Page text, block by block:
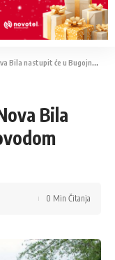
će u Bugojnu povodom maskenbala
Bila
0 Min Čitanja